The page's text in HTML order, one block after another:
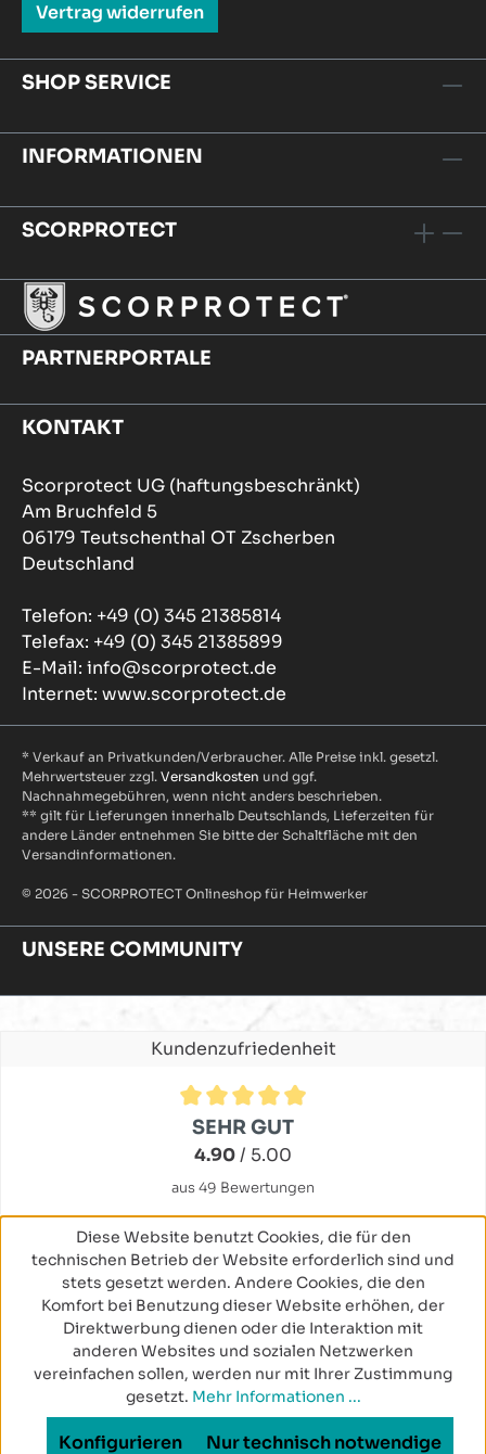
Vertrag widerrufen
SHOP SERVICE
INFORMATIONEN
SCORPROTECT
PARTNERPORTALE
KONTAKT
Scorprotect UG (haftungsbeschränkt)
Am Bruchfeld 5
06179 Teutschenthal OT Zscherben
Deutschland
Telefon: +49 (0) 345 21385814
Telefax: +49 (0) 345 21385899
E-Mail: info@scorprotect.de
Internet: www.scorprotect.de
* Verkauf an Privatkunden/Verbraucher. Alle Preise inkl. gesetzl.
Mehrwertsteuer zzgl. Versandkosten und ggf.
Nachnahmegebühren, wenn nicht anders beschrieben.
** gilt für Lieferungen innerhalb Deutschlands, Lieferzeiten für
andere Länder entnehmen Sie bitte der Schaltfläche mit den
Versandinformationen.
© 2026 - SCORPROTECT Onlineshop für Heimwerker
UNSERE COMMUNITY
Kundenzufriedenheit
Durchschnittliche Bewertung von 4.9 von 5 Sternen
SEHR GUT
4.90/ 5.00
aus 49 Bewertungen
Diese Website benutzt Cookies, die für den
technischen Betrieb der Website erforderlich sind und
stets gesetzt werden. Andere Cookies, die den
Komfort bei Benutzung dieser Website erhöhen, der
Direktwerbung dienen oder die Interaktion mit
anderen Websites und sozialen Netzwerken
vereinfachen sollen, werden nur mit Ihrer Zustimmung
gesetzt. Mehr Informationen ...
Nur technisch notwendige
Konfigurieren